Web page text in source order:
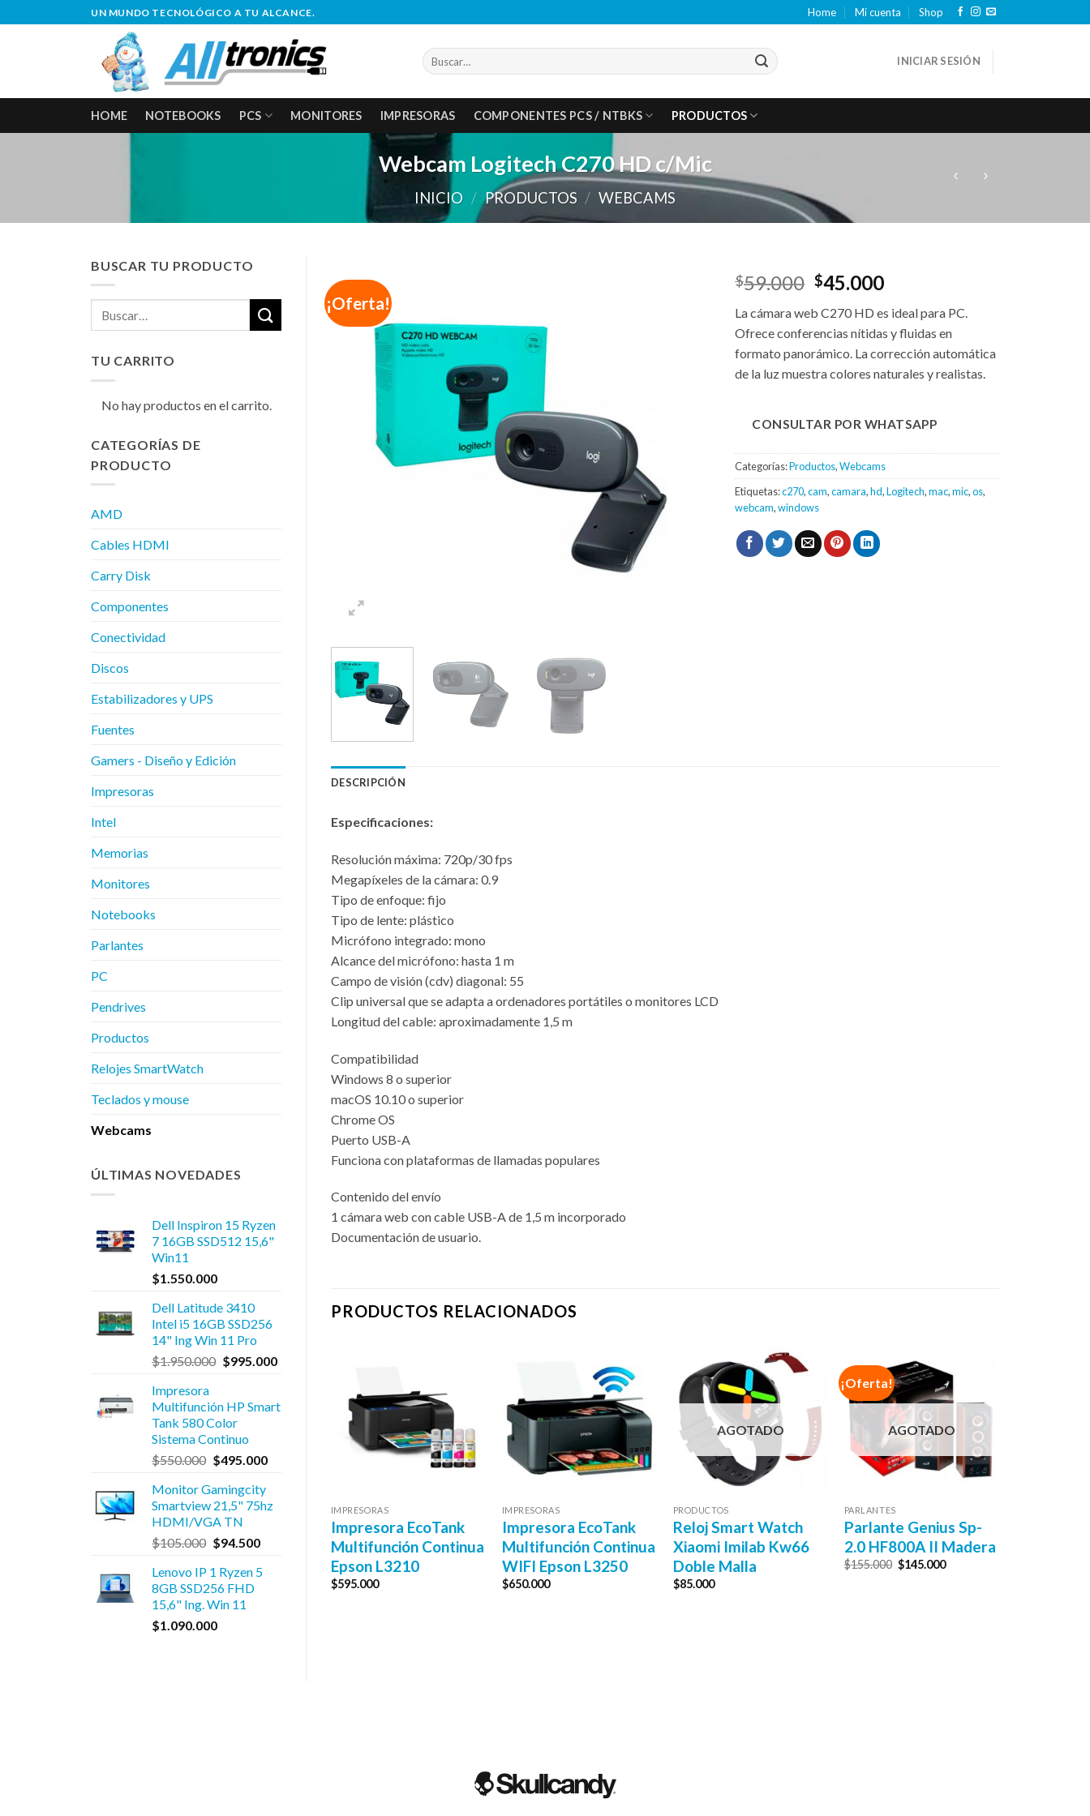
al
UN MUNDO TECNOLÓGICO A TU ALCANCE. Home Mi cuenta Shop
Buscar
por:
INICIAR SESIÓN
HOME NOTEBOOKS PCS MONITORES IMPRESORAS COMPONENTES PCS / NTBKS PRODUCTOS
Webcam Logitech C270 HD c/Mic
INICIO / PRODUCTOS / WEBCAMS
BUSCAR TU PRODUCTO
TU CARRITO
No hay productos en el carrito.
CATEGORÍAS DE
PRODUCTO
AMD
Cables HDMI
Carry Disk
Componentes
Conectividad
Discos
Estabilizadores y UPS
Fuentes
Gamers - Diseño y Edición
Impresoras
Intel
Memorias
Monitores
Notebooks
Parlantes
PC
Pendrives
Productos
Relojes SmartWatch
Teclados y mouse
Webcams
ÚLTIMAS NOVEDADES
Dell Inspiron 15 Ryzen
7 16GB SSD512 15,6"
Win11
$1.550.000
Dell Latitude 3410
Intel i5 16GB SSD256
14" Ing Win 11 Pro
$1.950.000 El
era:
$1.950.000.
$995.000El
es:
Impresora
Multifunción HP Smart
Tank 580 Color
Sistema Continuo
$550.000 El
original
era:
$550.000.
$495.000El
es:
Monitor Gamingcity
Smartview 21,5" 75hz
HDMI/VGA TN
$105.000 El
original
era:
$105.000.
$94.500El
actual
Lenovo IP 1 Ryzen 5
8GB SSD256 FHD
15,6" Ing. Win 11
$1.090.000
¡Oferta!
$59.000 El
original
era:
$59.000.
$45.000El
actual
es:
$45.000.
La cámara web C270 HD es ideal para PC.
Ofrece conferencias nítidas y fluidas en
formato panorámico. La corrección automática
de la luz muestra colores naturales y realistas.
CONSULTAR POR WHATSAPP
Categorías:Productos,Webcams
Etiquetas:c270,cam,camara,hd,Logitech,mac,mic,os,
webcam,windows
DESCRIPCIÓN
Especificaciones:
Resolución máxima: 720p/30 fps
Megapíxeles de la cámara: 0.9
Tipo de enfoque: fijo
Tipo de lente: plástico
Micrófono integrado: mono
Alcance del micrófono: hasta 1 m
Campo de visión (cdv) diagonal: 55
Clip universal que se adapta a ordenadores portátiles o monitores LCD
Longitud del cable: aproximadamente 1,5 m
Compatibilidad
Windows 8 o superior
macOS 10.10 o superior
Chrome OS
Puerto USB-A
Funciona con plataformas de llamadas populares
Contenido del envío
1 cámara web con cable USB-A de 1,5 m incorporado
Documentación de usuario.
PRODUCTOS RELACIONADOS
IMPRESORAS
Impresora EcoTank
Multifunción Continua
Epson L3210
$595.000
IMPRESORAS
Impresora EcoTank
Multifunción Continua
WIFI Epson L3250
$650.000
AGOTADO
PRODUCTOS
Reloj Smart Watch
Xiaomi Imilab Kw66
Doble Malla
$85.000
¡Oferta!
AGOTADO
PARLANTES
Parlante Genius Sp-
2.0 HF800A II Madera
$155.000 El
$145.000El
Continuo
El
COMPONENTES
Combo Teclado y
Mouse USB Logitech
MK120 Español
$27.500